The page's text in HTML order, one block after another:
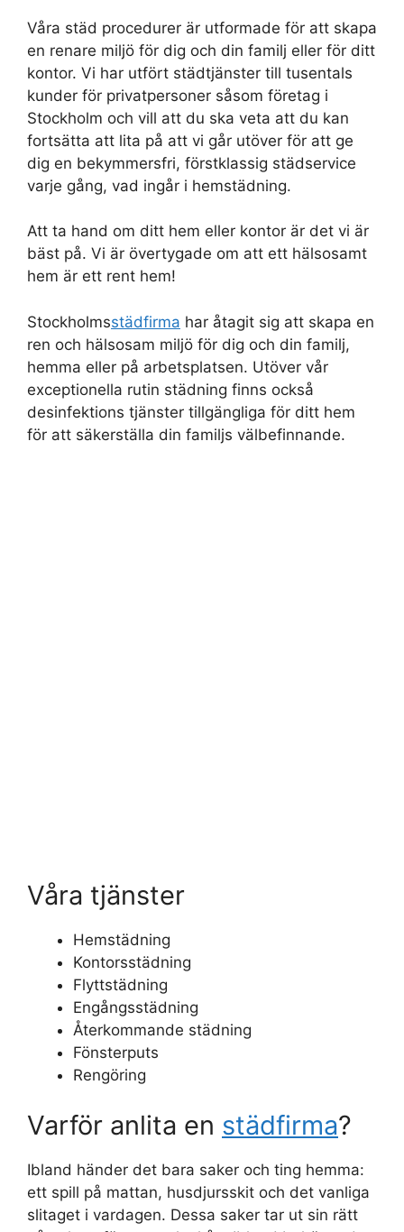
Våra städ procedurer är utformade för att skapa
en renare miljö för dig och din familj eller för ditt
kontor. Vi har utfört städtjänster till tusentals
kunder för privatpersoner såsom företag i
Stockholm och vill att du ska veta att du kan
fortsätta att lita på att vi går utöver för att ge
dig en bekymmersfri, förstklassig städservice
varje gång, vad ingår i hemstädning.
Att ta hand om ditt hem eller kontor är det vi är
bäst på. Vi är övertygade om att ett hälsosamt
hem är ett rent hem!
Stockholmsstädfirma har åtagit sig att skapa en
ren och hälsosam miljö för dig och din familj,
hemma eller på arbetsplatsen. Utöver vår
exceptionella rutin städning finns också
desinfektions tjänster tillgängliga för ditt hem
för att säkerställa din familjs välbefinnande.
Våra tjänster
Hemstädning
Kontorsstädning
Flyttstädning
Engångsstädning
Återkommande städning
Fönsterputs
Rengöring
Varför anlita en städfirma?
Ibland händer det bara saker och ting hemma:
ett spill på mattan, husdjursskit och det vanliga
slitaget i vardagen. Dessa saker tar ut sin rätt